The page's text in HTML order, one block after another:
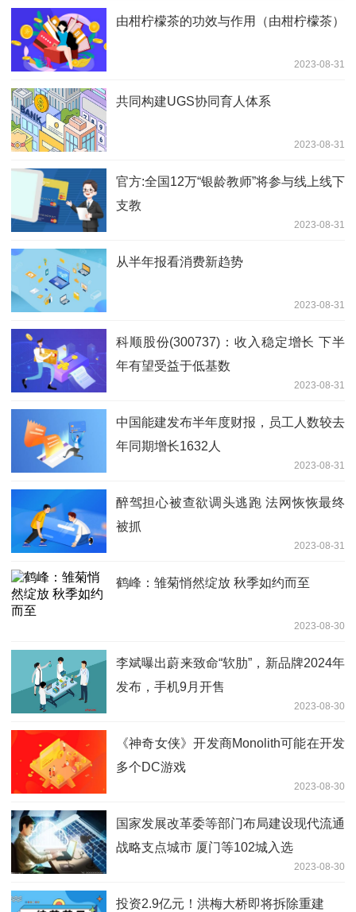
由柑柠檬茶的功效与作用（由柑柠檬茶）
2023-08-31
共同构建UGS协同育人体系
2023-08-31
官方:全国12万“银龄教师”将参与线上线下
支教
2023-08-31
从半年报看消费新趋势
2023-08-31
科顺股份(300737)：收入稳定增长 下半
年有望受益于低基数
2023-08-31
中国能建发布半年度财报，员工人数较去
年同期增长1632人
2023-08-31
醉驾担心被查欲调头逃跑 法网恢恢最终
被抓
2023-08-31
鹤峰：雏菊悄然绽放 秋季如约而至
2023-08-30
李斌曝出蔚来致命“软肋”，新品牌2024年
发布，手机9月开售
2023-08-30
《神奇女侠》开发商Monolith可能在开发
多个DC游戏
2023-08-30
国家发展改革委等部门布局建设现代流通
战略支点城市 厦门等102城入选
2023-08-30
投资2.9亿元！洪梅大桥即将拆除重建